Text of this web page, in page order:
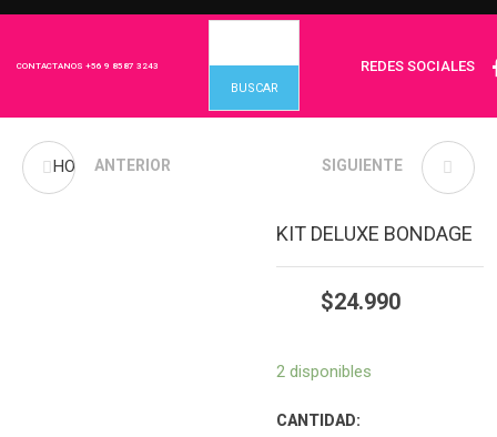
CONTACTANOS +56 9 8587 3243 REDES SOCIALES
HOT TEDDY PORTALIGA
ANTERIOR CONSOLADOR REAL
SIGUIENTE
KIT DELUXE BONDAGE
$24.990
2 disponibles
CANTIDAD: